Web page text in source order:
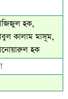
হক,
কালাম মাসূম,
হক